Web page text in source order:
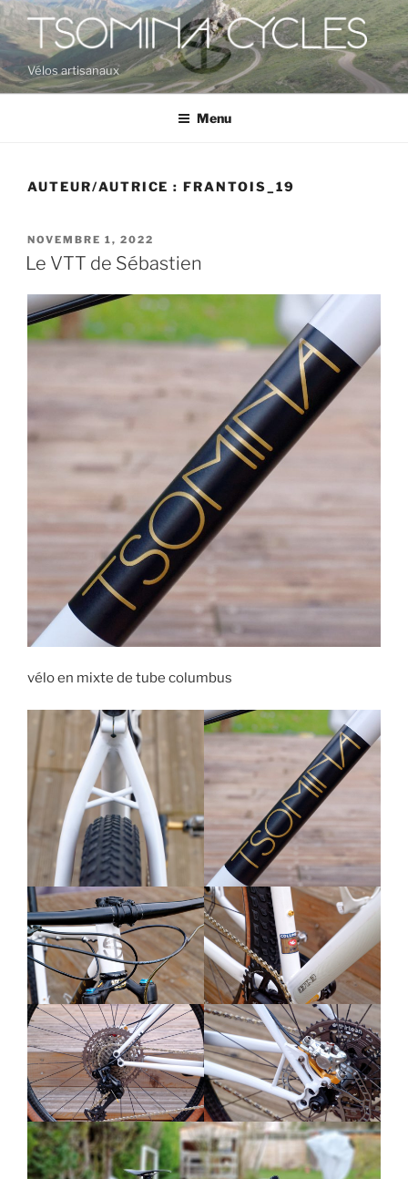
Aller
au
contenu
principalVélos artisanaux
Menu
AUTEUR/AUTRICE :FRANTOIS_19
PUBLIÉ
LE
NOVEMBRE 1, 2022
Le VTT de Sébastien
vélo en mixte de tube columbus